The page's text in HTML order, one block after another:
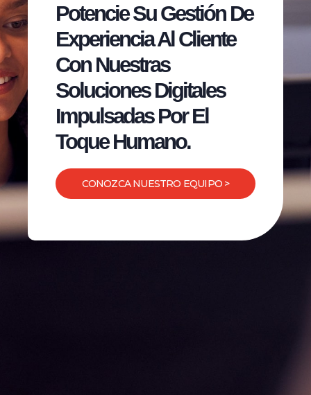
Potencie Su Gestión De
Experiencia Al Cliente
Con Nuestras
Soluciones Digitales
Impulsadas Por El
Toque Humano.
CONOZCA NUESTRO EQUIPO >